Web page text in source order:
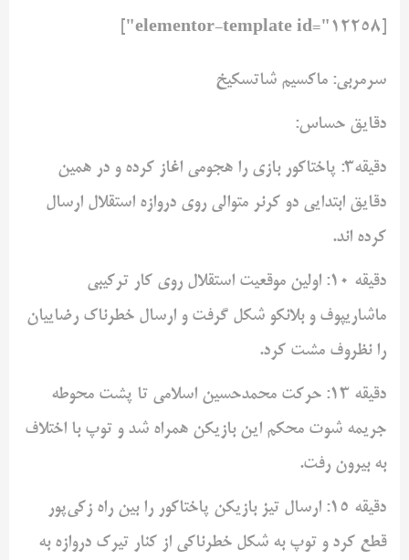
سرمربی: ماکسیم شاتسکیخ
دقایق حساس:
دقیقه3: پاختاکور بازی را هجومی اغاز کرده و در همین
دقایق ابتدایی دو کرنر متوالی روی دروازه استقلال ارسال
کرده اند.
دقیقه 10: اولین موقعیت استقلال روی کار ترکیبی
ماشاریپوف و بلانکو شکل گرفت و ارسال خطرناک رضاییان
را نظروف مشت کرد.
دقیقه 13: حرکت محمدحسین اسلامی تا پشت محوطه
جریمه شوت محکم این بازیکن همراه شد و توپ با اختلاف
به بیرون رفت.
دقیقه 15: ارسال تیز بازیکن پاختاکور را بین راه زکی‌پور
قطع کرد و توپ به شکل خطرناکی از کنار تیرک دروازه به